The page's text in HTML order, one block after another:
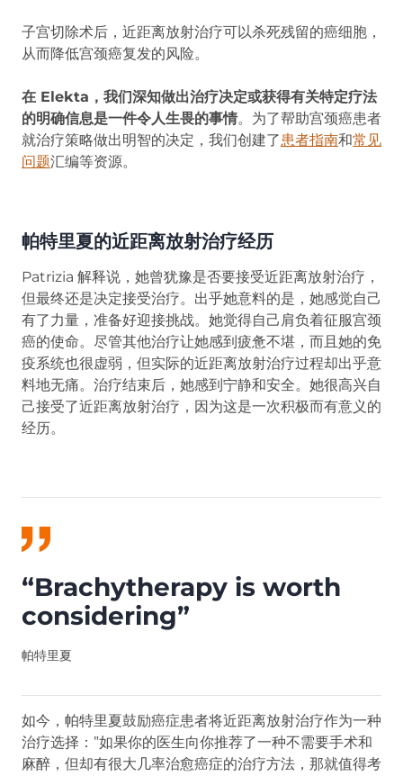
子宫切除术后，近距离放射治疗可以杀死残留的癌细胞，
从而降低宫颈癌复发的风险。
在 Elekta，我们深知做出治疗决定或获得有关特定疗法
的明确信息是一件令人生畏的事情。为了帮助宫颈癌患者
就治疗策略做出明智的决定，我们创建了患者指南(opens
和常见
问题汇编等资源。
帕特里夏的近距离放射治疗经历
Patrizia 解释说，她曾犹豫是否要接受近距离放射治疗，
但最终还是决定接受治疗。出乎她意料的是，她感觉自己
有了力量，准备好迎接挑战。她觉得自己肩负着征服宫颈
癌的使命。尽管其他治疗让她感到疲惫不堪，而且她的免
疫系统也很虚弱，但实际的近距离放射治疗过程却出乎意
料地无痛。治疗结束后，她感到宁静和安全。她很高兴自
己接受了近距离放射治疗，因为这是一次积极而有意义的
经历。
“Brachytherapy is worth
considering”
帕特里夏
如今，帕特里夏鼓励癌症患者将近距离放射治疗作为一种
治疗选择：”如果你的医生向你推荐了一种不需要手术和
麻醉，但却有很大几率治愈癌症的治疗方法，那就值得考